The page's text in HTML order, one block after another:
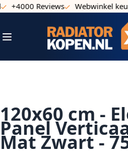
Ga naar de inhoud
+4000 Reviews Webwinkel
Toggle Nav
120x60 cm -
Panel
Mat Zwart -